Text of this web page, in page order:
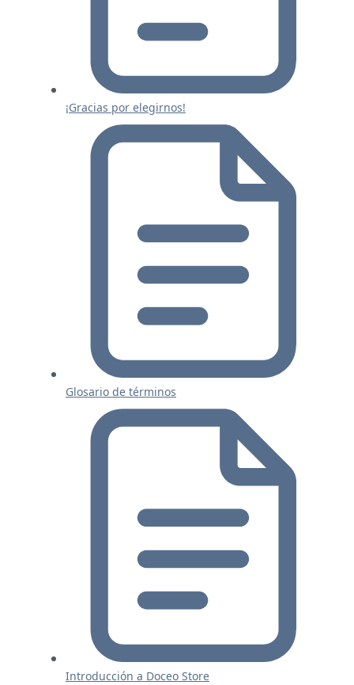
¡Gracias por elegirnos!
Glosario de términos
Introducción a Doceo Store